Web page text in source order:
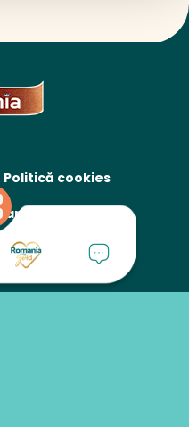
Politică cookies
personal